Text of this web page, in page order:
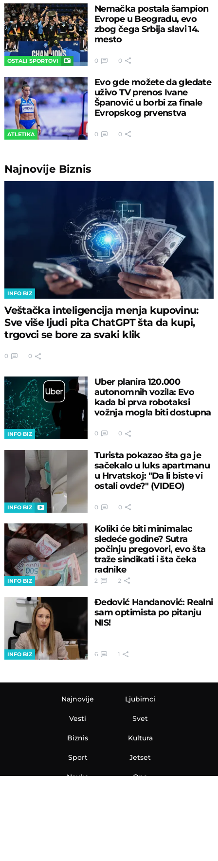
OSTALI SPORTOVI
Nemačka postala šampion
Evrope u Beogradu, evo
zbog čega Srbija slavi 14.
mesto
0 0
ATLETIKA
Evo gde možete da gledate
uživo TV prenos Ivane
Španović u borbi za finale
Evropskog prvenstva
0 0
Najnovije Biznis
INFO BIZ
Veštačka inteligencija menja kupovinu:
Sve više ljudi pita ChatGPT šta da kupi,
trgovci se bore za svaki klik
0 0
INFO BIZ
Uber planira 120.000
autonomnih vozila: Evo
kada bi prva robotaksi
vožnja mogla biti dostupna
0 0
INFO BIZ
Turista pokazao šta ga je
sačekalo u luks apartmanu
u Hrvatskoj: "Da li biste vi
ostali ovde?" (VIDEO)
0 0
INFO BIZ
Koliki će biti minimalac
sledeće godine? Sutra
počinju pregovori, evo šta
traže sindikati i šta čeka
radnike
2 2
INFO BIZ
Đedović Handanović: Realni
sam optimista po pitanju
NIS!
6 1
Najnovije
Vesti
Biznis
Sport
Nauka
Ljubimci
Svet
Kultura
Jetset
Ona